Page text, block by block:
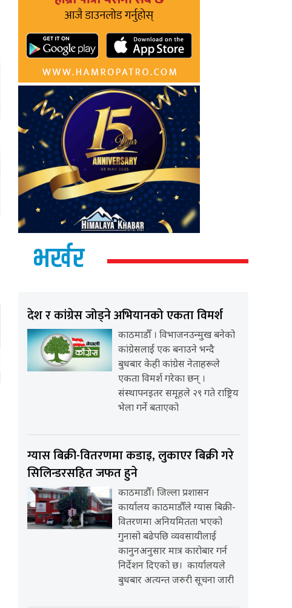
भर्खर
देश र कांग्रेस जोड्ने अभियानको एकता विमर्श
काठमाडौँ । विभाजनउन्मुख बनेको
कांग्रेसलाई एक बनाउने भन्दै
बुधबार केही कांग्रेस नेताहरूले
एकता विमर्श गरेका छन् ।
संस्थापनइतर समूहले २९ गते राष्ट्रिय
भेला गर्ने बताएको
ग्यास बिक्री-वितरणमा कडाइ, लुकाएर बिक्री गरे
सिलिन्डरसहित जफत हुने
काठमाडौँ। जिल्ला प्रशासन
कार्यालय काठमाडौँले ग्यास बिक्री-
वितरणमा अनियमितता भएको
गुनासो बढेपछि व्यवसायीलाई
कानुनअनुसार मात्र कारोबार गर्न
निर्देशन दिएको छ। कार्यालयले
बुधबार अत्यन्त जरुरी सूचना जारी